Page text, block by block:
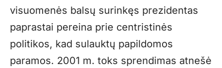
visuomenės balsų surinkęs prezidentas
paprastai pereina prie centristinės
politikos, kad sulauktų papildomos
paramos. 2001 m. toks sprendimas atnešė